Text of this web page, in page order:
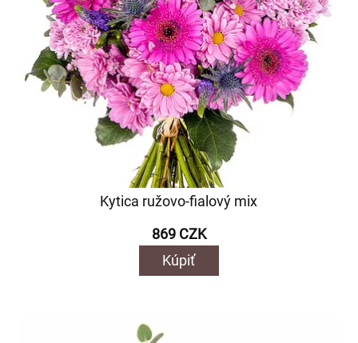
Kytica ružovo-fialový mix
869 CZK
Kúpiť